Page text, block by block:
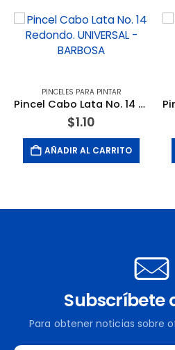
PINCELES PARA PINTAR
Pincel Cabo Lata No. 14 Redondo. UNIVERSAL – BARBOSA
$1.10
AÑADIR AL CARRITO
Subscríbete
Para obtener noticias sobre